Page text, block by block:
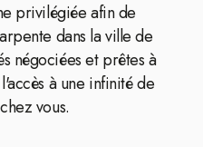
privilégiée afin de
dans la ville de
négociées et prêtes à
à une infinité de
vous.